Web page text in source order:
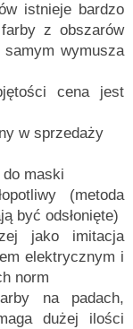
istnieje bardzo
z obszarów
wymusza
cena jest
w sprzedaży
maski
(metoda
być odsłonięte)
jako imitacja
elektrycznym i
norm
na padach,
dużej ilości